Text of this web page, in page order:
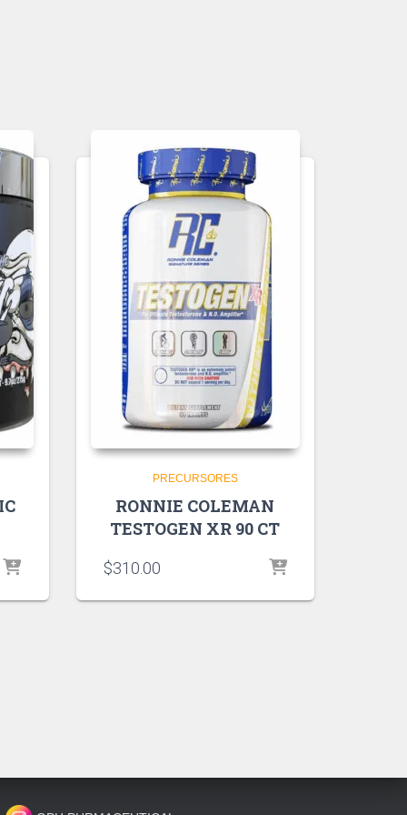
PRECURSORES
RONNIE COLEMAN
TESTOGEN XR 90 CT
$310.00